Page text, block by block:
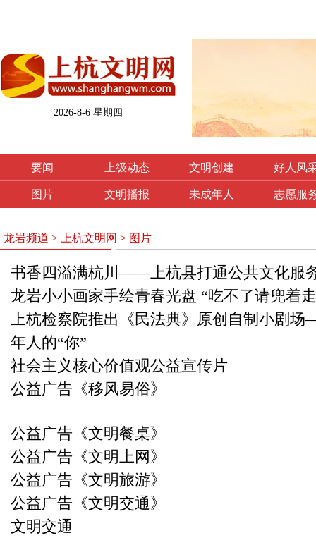
2026-8-6 星期四
要闻 上级动态 文明创建 好人风
图片 文明播报 未成年人 志愿服
龙岩频道 > 上杭文明网 > 图片
书香四溢满杭川——上杭县打通公共文化服
龙岩小小画家手绘青春光盘 “吃不了请兜着
上杭检察院推出《民法典》原创自制小剧
年人的“你”
社会主义核心价值观公益宣传片
公益广告《移风易俗》
公益广告《文明餐桌》
公益广告《文明上网》
公益广告《文明旅游》
公益广告《文明交通》
文明交通